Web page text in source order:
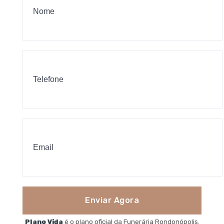
Enviar Agora
Plano Vida é o plano oficial da Funerária Rondonópolis.